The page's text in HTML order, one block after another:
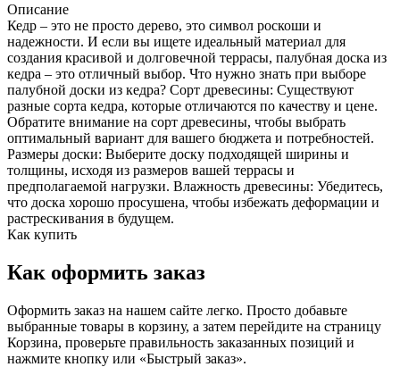
Описание
Кедр – это не просто дерево, это символ роскоши и
надежности. И если вы ищете идеальный материал для
создания красивой и долговечной террасы, палубная доска из
кедра – это отличный выбор. Что нужно знать при выборе
палубной доски из кедра? Сорт древесины: Существуют
разные сорта кедра, которые отличаются по качеству и цене.
Обратите внимание на сорт древесины, чтобы выбрать
оптимальный вариант для вашего бюджета и потребностей.
Размеры доски: Выберите доску подходящей ширины и
толщины, исходя из размеров вашей террасы и
предполагаемой нагрузки. Влажность древесины: Убедитесь,
что доска хорошо просушена, чтобы избежать деформации и
растрескивания в будущем.
Как купить
Как оформить заказ
Оформить заказ на нашем сайте легко. Просто добавьте
выбранные товары в корзину, а затем перейдите на страницу
Корзина, проверьте правильность заказанных позиций и
нажмите кнопку или «Быстрый заказ».